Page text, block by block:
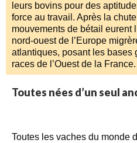
leurs bovins pour des
force au travail. Après la
mouvements de bétail eurent
nord-ouest de l’Europe
atlantiques, posant les bases
races de l’Ouest de la France.
Toutes nées d’un seul
Toutes les vaches du monde